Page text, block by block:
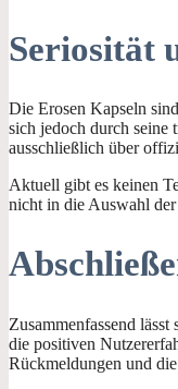
Seriosität
Die Erosen Kapseln
sich jedoch durch seine
ausschließlich über
Aktuell gibt es keinen
nicht in die Auswahl
Zusammenfassend
die positiven
Rückmeldungen und